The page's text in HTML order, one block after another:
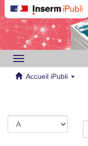
Toggle
navigation
Accueil iPubli